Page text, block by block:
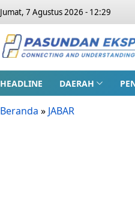
Jumat, 7 Agustus 2026 - 12:29
HEADLINE DAERAH
Beranda » JABAR